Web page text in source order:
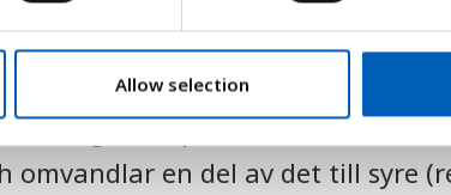
Allow selection
att djurarter försvinner och
viktig i kampen mot
en del av det till syre